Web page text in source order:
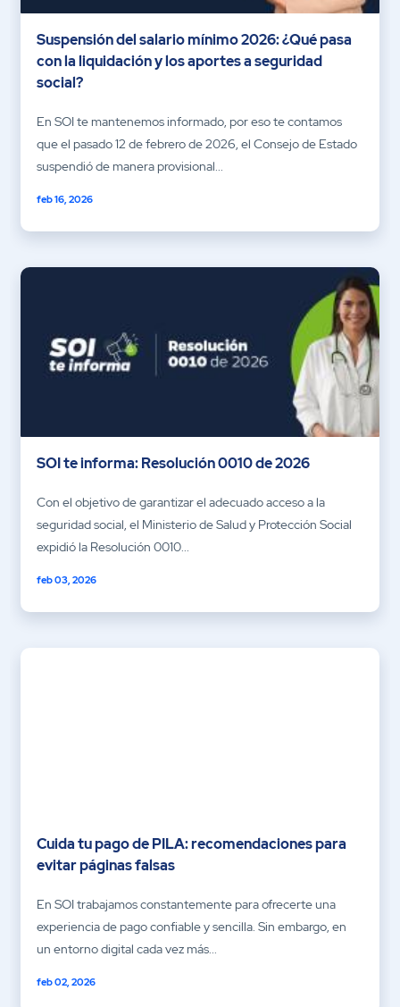
Suspensión del salario mínimo 2026: ¿Qué pasa
con la liquidación y los aportes a seguridad
social?
En SOI te mantenemos informado, por eso te contamos
que el pasado 12 de febrero de 2026, el Consejo de Estado
suspendió de manera provisional...
feb 16, 2026
SOI te informa: Resolución 0010 de 2026
Con el objetivo de garantizar el adecuado acceso a la
seguridad social, el Ministerio de Salud y Protección Social
expidió la Resolución 0010...
feb 03, 2026
Cuida tu pago de PILA: recomendaciones para
evitar páginas falsas
En SOI trabajamos constantemente para ofrecerte una
experiencia de pago confiable y sencilla. Sin embargo, en
un entorno digital cada vez más...
feb 02, 2026